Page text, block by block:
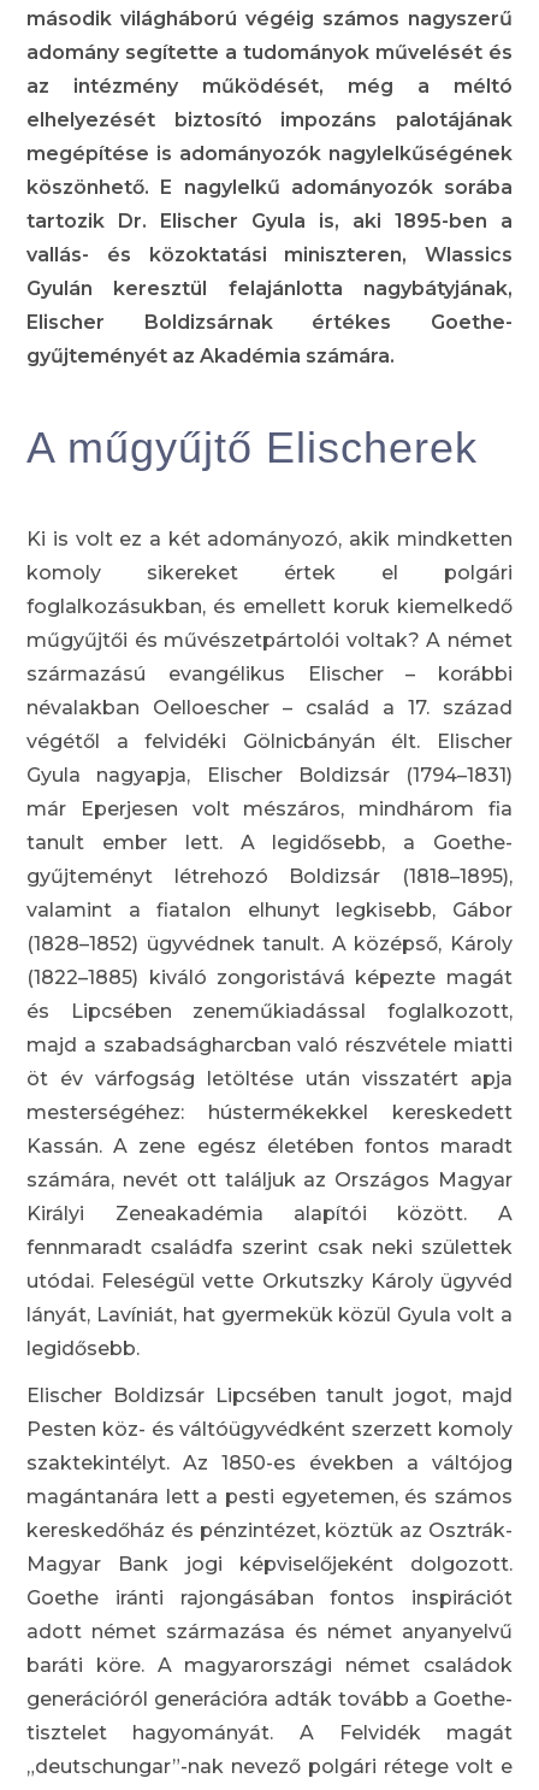
második világháború végéig számos nagyszerű
adomány segítette a tudományok művelését és
az intézmény működését, még a méltó
elhelyezését biztosító impozáns palotájának
megépítése is adományozók nagylelkűségének
köszönhető. E nagylelkű adományozók sorába
tartozik Dr. Elischer Gyula is, aki 1895-ben a
vallás- és közoktatási miniszteren, Wlassics
Gyulán keresztül felajánlotta nagybátyjának,
Elischer Boldizsárnak értékes Goethe-
gyűjteményét az Akadémia számára.
A műgyűjtő Elischerek
Ki is volt ez a két adományozó, akik mindketten
komoly sikereket értek el polgári
foglalkozásukban, és emellett koruk kiemelkedő
műgyűjtői és művészetpártolói voltak? A német
származású evangélikus Elischer – korábbi
névalakban Oelloescher – család a 17. század
végétől a felvidéki Gölnicbányán élt. Elischer
Gyula nagyapja, Elischer Boldizsár (1794–1831)
már Eperjesen volt mészáros, mindhárom fia
tanult ember lett. A legidősebb, a Goethe-
gyűjteményt létrehozó Boldizsár (1818–1895),
valamint a fiatalon elhunyt legkisebb, Gábor
(1828–1852) ügyvédnek tanult. A középső, Károly
(1822–1885) kiváló zongoristává képezte magát
és Lipcsében zeneműkiadással foglalkozott,
majd a szabadságharcban való részvétele miatti
öt év várfogság letöltése után visszatért apja
mesterségéhez: hústermékekkel kereskedett
Kassán. A zene egész életében fontos maradt
számára, nevét ott találjuk az Országos Magyar
Királyi Zeneakadémia alapítói között. A
fennmaradt családfa szerint csak neki születtek
utódai. Feleségül vette Orkutszky Károly ügyvéd
lányát, Lavíniát, hat gyermekük közül Gyula volt a
legidősebb.
Elischer Boldizsár Lipcsében tanult jogot, majd
Pesten köz- és váltóügyvédként szerzett komoly
szaktekintélyt. Az 1850-es években a váltójog
magántanára lett a pesti egyetemen, és számos
kereskedőház és pénzintézet, köztük az Osztrák-
Magyar Bank jogi képviselőjeként dolgozott.
Goethe iránti rajongásában fontos inspirációt
adott német származása és német anyanyelvű
baráti köre. A magyarországi német családok
generációról generációra adták tovább a Goethe-
tisztelet hagyományát. A Felvidék magát
„deutschungar”-nak nevező polgári rétege volt e